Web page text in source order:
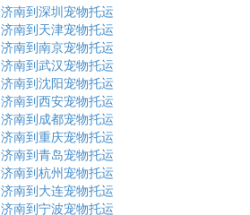
济南到深圳宠物托运
济南到天津宠物托运
济南到南京宠物托运
济南到武汉宠物托运
济南到沈阳宠物托运
济南到西安宠物托运
济南到成都宠物托运
济南到重庆宠物托运
济南到青岛宠物托运
济南到杭州宠物托运
济南到大连宠物托运
济南到宁波宠物托运